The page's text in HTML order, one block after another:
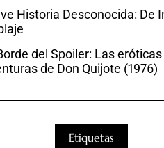
Historia Desconocida: De
del Spoiler: Las eróticas
de Don Quijote (1976)
Etiquetas